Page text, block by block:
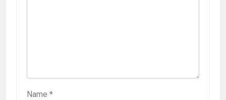
Name *